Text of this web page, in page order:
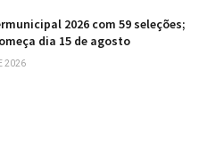
2026 com 59 seleções;
dia 15 de agosto
2026